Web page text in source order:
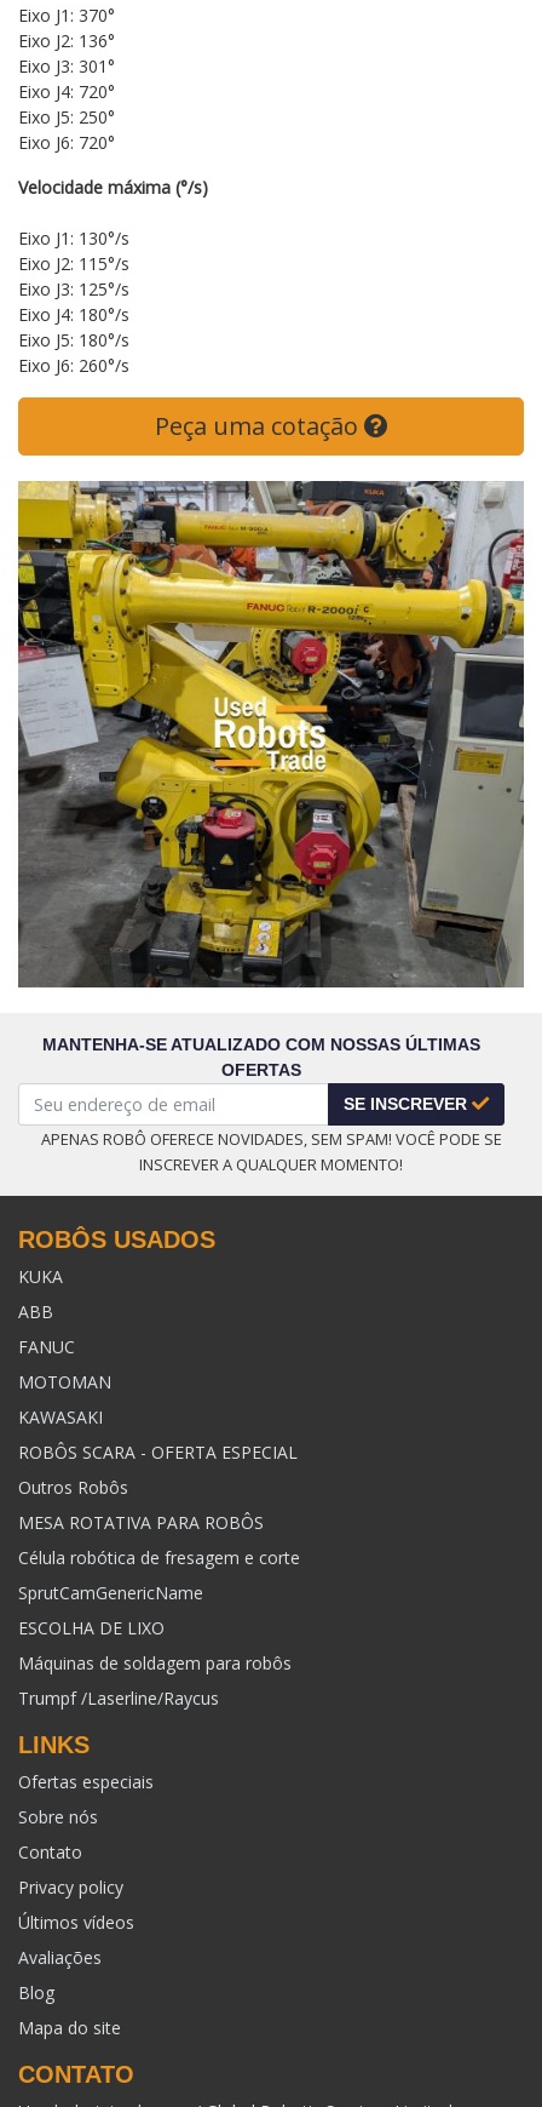
Eixo J1: 370°
Eixo J2: 136°
Eixo J3: 301°
Eixo J4: 720°
Eixo J5: 250°
Eixo J6: 720°
Velocidade máxima (°/s)
Eixo J1: 130°/s
Eixo J2: 115°/s
Eixo J3: 125°/s
Eixo J4: 180°/s
Eixo J5: 180°/s
Eixo J6: 260°/s
Peça uma cotação
MANTENHA-SE ATUALIZADO COM NOSSAS ÚLTIMAS
OFERTAS
SE INSCREVER
APENAS ROBÔ OFERECE NOVIDADES, SEM SPAM! VOCÊ PODE SE
INSCREVER A QUALQUER MOMENTO!
ROBÔS USADOS
KUKA
ABB
FANUC
MOTOMAN
KAWASAKI
ROBÔS SCARA - OFERTA ESPECIAL
Outros Robôs
MESA ROTATIVA PARA ROBÔS
Célula robótica de fresagem e corte
SprutCamGenericName
ESCOLHA DE LIXO
Máquinas de soldagem para robôs
Trumpf /Laserline/Raycus
LINKS
Ofertas especiais
Sobre nós
Contato
Privacy policy
Últimos vídeos
Avaliações
Blog
Mapa do site
CONTATO